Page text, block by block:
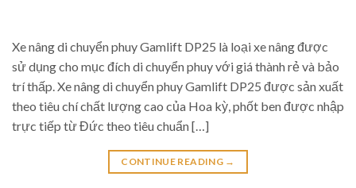
Xe nâng di chuyển phuy Gamlift DP25 là loại xe nâng được
sử dụng cho mục đích di chuyển phuy với giá thành rẻ và bảo
trí thấp. Xe nâng di chuyển phuy Gamlift DP25 được sản xuất
theo tiêu chí chất lượng cao của Hoa kỳ, phốt ben được nhập
trực tiếp từ Đức theo tiêu chuẩn […]
CONTINUE READING →